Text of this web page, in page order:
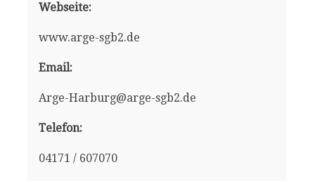
Webseite:
www.arge-sgb2.de
Email:
Arge-Harburg@arge-sgb2.de
Telefon:
04171 / 607070